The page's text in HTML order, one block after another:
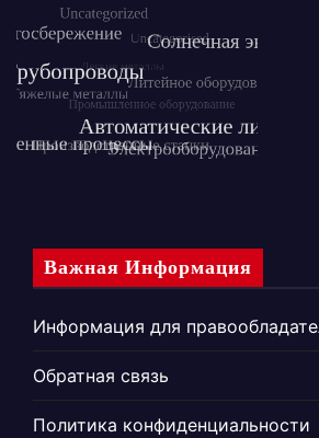
Важная Информация
Информация для
Обратная связь
Политика конфиденциальности